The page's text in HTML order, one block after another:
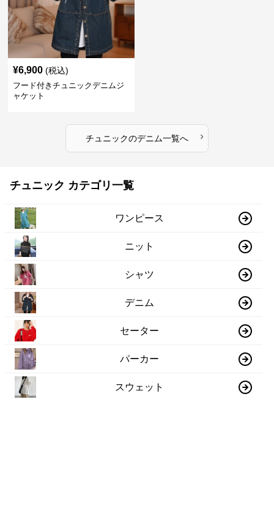
¥6,900 (税込)
フード付きチュニックデニムジ
ャケット
チュニックのデニム一覧へ ›
チュニック カテゴリ一覧
ワンピース
ニット
シャツ
デニム
セーター
パーカー
スウェット